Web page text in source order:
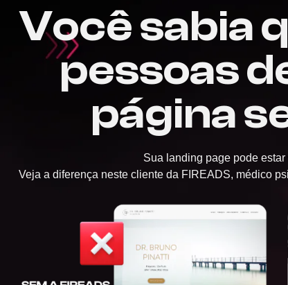
Você sabia
pessoas
página
Sua landing page pode
Veja a diferença neste cliente da FIREADS, médico